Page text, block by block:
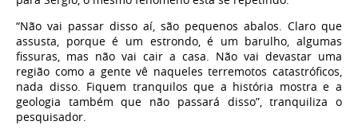
“Não vai passar disso aí, são pequenos abalos. Claro que
assusta, porque é um estrondo, é um barulho, algumas
fissuras, mas não vai cair a casa. Não vai devastar uma
região como a gente vê naqueles terremotos catastróficos,
nada disso. Fiquem tranquilos que a história mostra e a
geologia também que não passará disso”, tranquiliza o
pesquisador.